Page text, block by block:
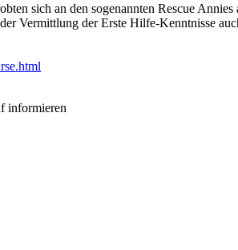
sich an den sogenannten Rescue
Vermittlung der Erste Hilfe-Kenntnisse
informieren